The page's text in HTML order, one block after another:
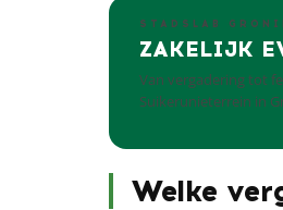
STADSLAB
ZAKELIJK
Van vergadering tot
Suikerunieterrein in
Welke